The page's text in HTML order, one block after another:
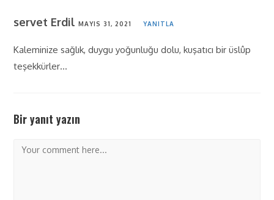
servet ErdilMAYIS 31, 2021 YANITLA
Kaleminize sağlık, duygu yoğunluğu dolu, kuşatıcı bir üslûp
teşekkürler…
Bir yanıt yazın